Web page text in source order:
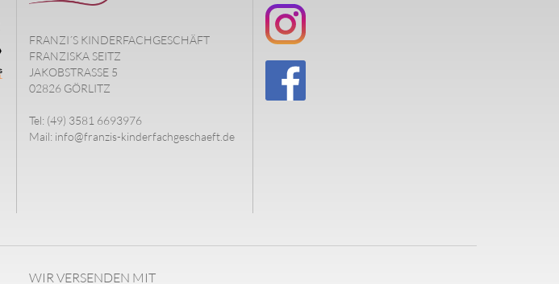
FRANZI´S KINDERFACHGESCHÄFT
FRANZISKA SEITZ
JAKOBSTRASSE 5
02826 GÖRLITZ
Tel: (49) 3581 6693976
Mail: info@franzis-kinderfachgeschaeft.de
WIR VERSENDEN MIT